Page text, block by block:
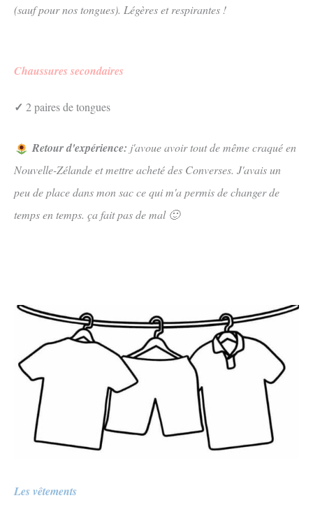
(sauf pour nos tongues). Légères et respirantes !
Chaussures secondaires
✓ 2 paires de tongues
Retour d'expérience: j'avoue avoir tout de même craqué en
Nouvelle-Zélande et mettre acheté des Converses. J'avais un
peu de place dans mon sac ce qui m'a permis de changer de
temps en temps. ça fait pas de mal 🙂
Les vêtements